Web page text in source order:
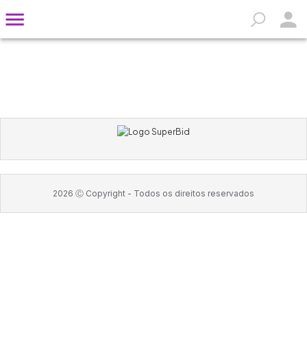
2026 Ⓒ Copyright - Todos os direitos reservados